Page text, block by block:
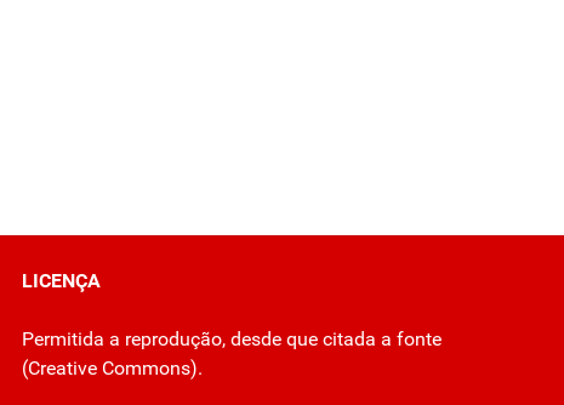
LICENÇA
Permitida a reprodução, desde que citada a fonte
(Creative Commons).